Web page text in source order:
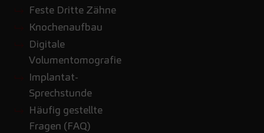
Feste Dritte Zähne
Knochenaufbau
Digitale
Volumentomografie
Implantat-
Sprechstunde
Häufig gestellte
Fragen (FAQ)